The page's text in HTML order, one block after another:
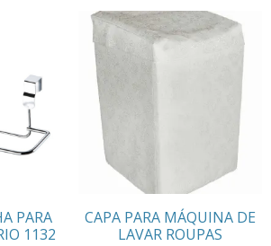
PARA
1132
CAPA PARA MÁQUINA DE
LAVAR ROUPAS